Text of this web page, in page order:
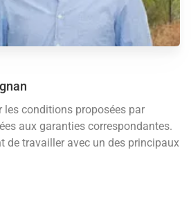
les conditions proposées par
aux garanties correspondantes.
de travailler avec un des principaux